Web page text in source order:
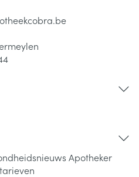
Apotheker